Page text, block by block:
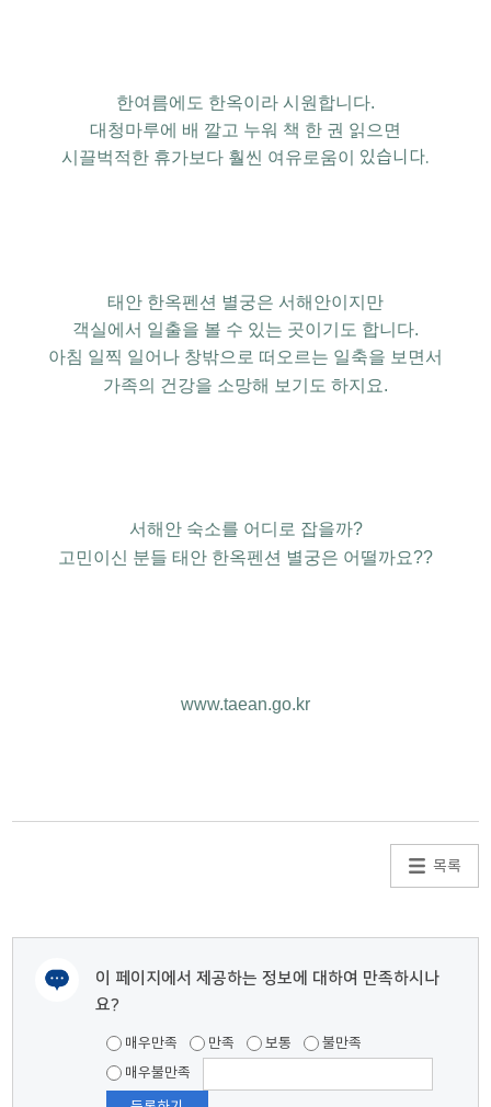
한여름에도 한옥이라 시원합니다.
대청마루에 배 깔고 누워 책 한 권 읽으면
시끌벅적한 휴가보다 훨씬 여유로움이 있습니다.
태안 한옥펜션 별궁은 서해안이지만
객실에서 일출을 볼 수 있는 곳이기도 합니다.
아침 일찍 일어나 창밖으로 떠오르는 일축을 보면서
가족의 건강을 소망해 보기도 하지요.
서해안 숙소를 어디로 잡을까?
고민이신 분들 태안 한옥펜션 별궁은 어떨까요??
www.taean.go.kr
목록
이 페이지에서 제공하는 정보에 대하여 만족하시나
요?
매우만족 만족 보통
불만족
매우불만족